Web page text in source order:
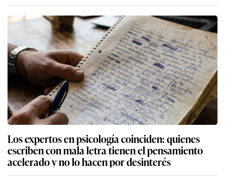
Los expertos en psicología coinciden: quienes
escriben con mala letra tienen el pensamiento
acelerado y no lo hacen por desinterés